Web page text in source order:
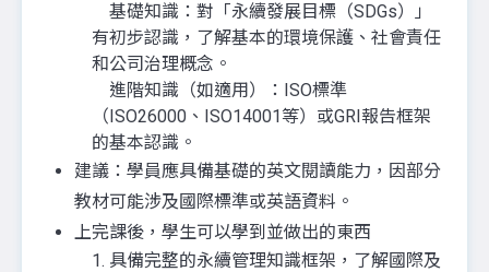
基礎知識：對「永續發展目標（SDGs）」
有初步認識，了解基本的環境保護、社會責任
和公司治理概念。
進階知識（如適用）：ISO標準
（ISO26000、ISO14001等）或GRI報告框架
的基本認識。
建議：學員應具備基礎的英文閱讀能力，因部分
教材可能涉及國際標準或英語資料。
上完課後，學生可以學到並做出的東西
1. 具備完整的永續管理知識框架，了解國際及